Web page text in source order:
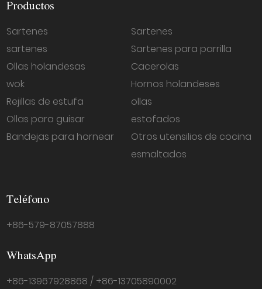
Productos
Sartenes
sartenes
Ollas holandesas
wok
Rejillas de estufa
Ollas para guisar
Bandejas para hornear
Sartenes
Sartenes para parrilla
Cacerolas
Hornos holandeses
ollas
estofados
Otros utensilios de cocina
esmaltados
Teléfono
+86-579-87057888
WhatsApp
+86-13967928868 / +86-13705890002